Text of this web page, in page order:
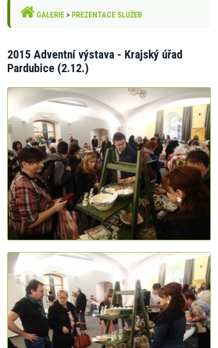
GALERIE > PREZENTACE SLUŽEB
2015 Adventní výstava - Krajský úřad
Pardubice (2.12.)